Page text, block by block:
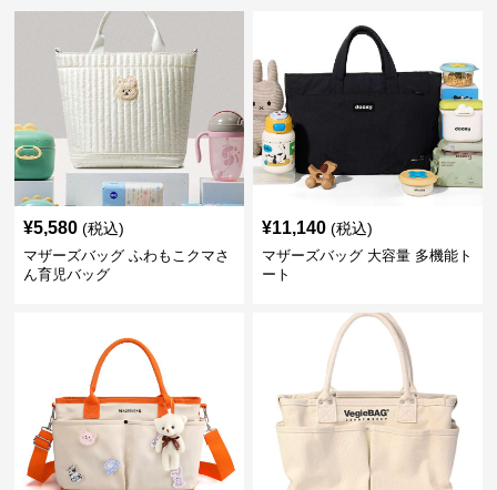
¥5,580 (税込)
マザーズバッグ ふわもこクマさ
ん育児バッグ
¥11,140 (税込)
マザーズバッグ 大容量 多機能ト
ート